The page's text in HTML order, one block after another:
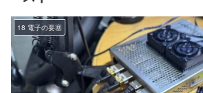
18 電子の要塞